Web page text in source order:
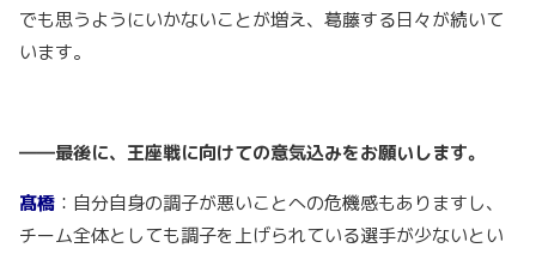
でも思うようにいかないことが増え、葛藤する日々が続いて
います。
――最後に、王座戦に向けての意気込みをお願いします。
髙橋 ：自分自身の調子が悪いことへの危機感もありますし、
チーム全体としても調子を上げられている選手が少ないとい